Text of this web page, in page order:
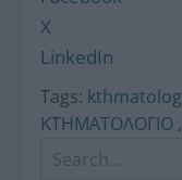
X
LinkedIn
Tags:
ΚΤΗΜΑΤΟΛΟΓΙΟ